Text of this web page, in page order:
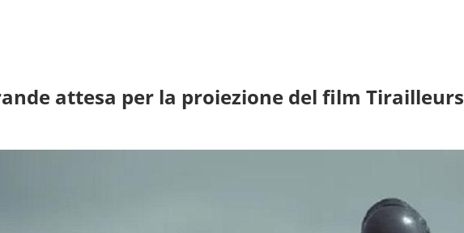
attesa per la proiezione del film Tirailleurs